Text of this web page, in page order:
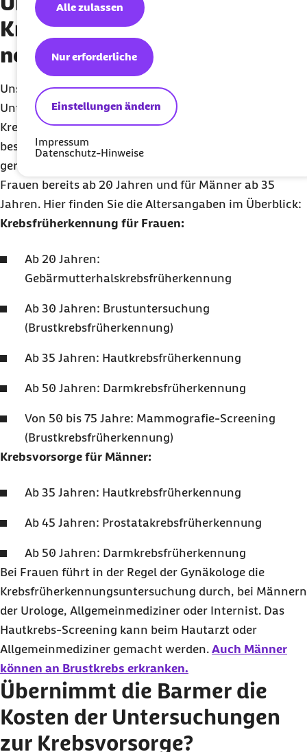
Einstellungen ändern
Nur erforderliche
Alle zulassen
Impressum
Datenschutz-Hinweise
Krebsvorsorge in Anspruch
nehmen?
Unsere Versicherten können die verschiedenen
Untersuchungen zur Früherkennung von
Krebserkrankungen wahrnehmen, sobald sie ein
bestimmtes Alter erreicht haben. Das gesetzlich
geregelte Krebsfrüherkennungsprogramm beginnt für
Frauen bereits ab 20 Jahren und für Männer ab 35
Jahren. Hier finden Sie die Altersangaben im Überblick:
Krebsfrüherkennung für Frauen:
Ab 20 Jahren:
Gebärmutterhalskrebsfrüherkennung
Ab 30 Jahren: Brustuntersuchung
(Brustkrebsfrüherkennung)
Ab 35 Jahren: Hautkrebsfrüherkennung
Ab 50 Jahren: Darmkrebsfrüherkennung
Von 50 bis 75 Jahre: Mammografie-Screening
(Brustkrebsfrüherkennung)
Krebsvorsorge für Männer:
Ab 35 Jahren: Hautkrebsfrüherkennung
Ab 45 Jahren: Prostatakrebsfrüherkennung
Ab 50 Jahren: Darmkrebsfrüherkennung
Bei Frauen führt in der Regel der Gynäkologe die
Krebsfrüherkennungsuntersuchung durch, bei Männern
der Urologe, Allgemeinmediziner oder Internist. Das
Hautkrebs-Screening kann beim Hautarzt oder
Allgemeinmediziner gemacht werden. Auch Männer
können an Brustkrebs erkranken.
Übernimmt die Barmer die
Kosten der Untersuchungen
zur Krebsvorsorge?